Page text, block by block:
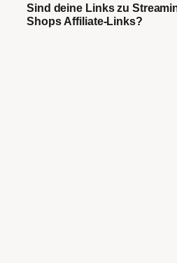
Sind deine Links zu
Shops Affiliate-Links?